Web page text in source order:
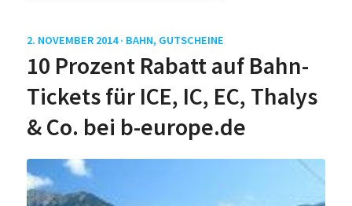
2. NOVEMBER 2014 · BAHN, GUTSCHEINE
10 Prozent Rabatt auf Bahn-
Tickets für ICE, IC, EC, Thalys
& Co. bei b-europe.de